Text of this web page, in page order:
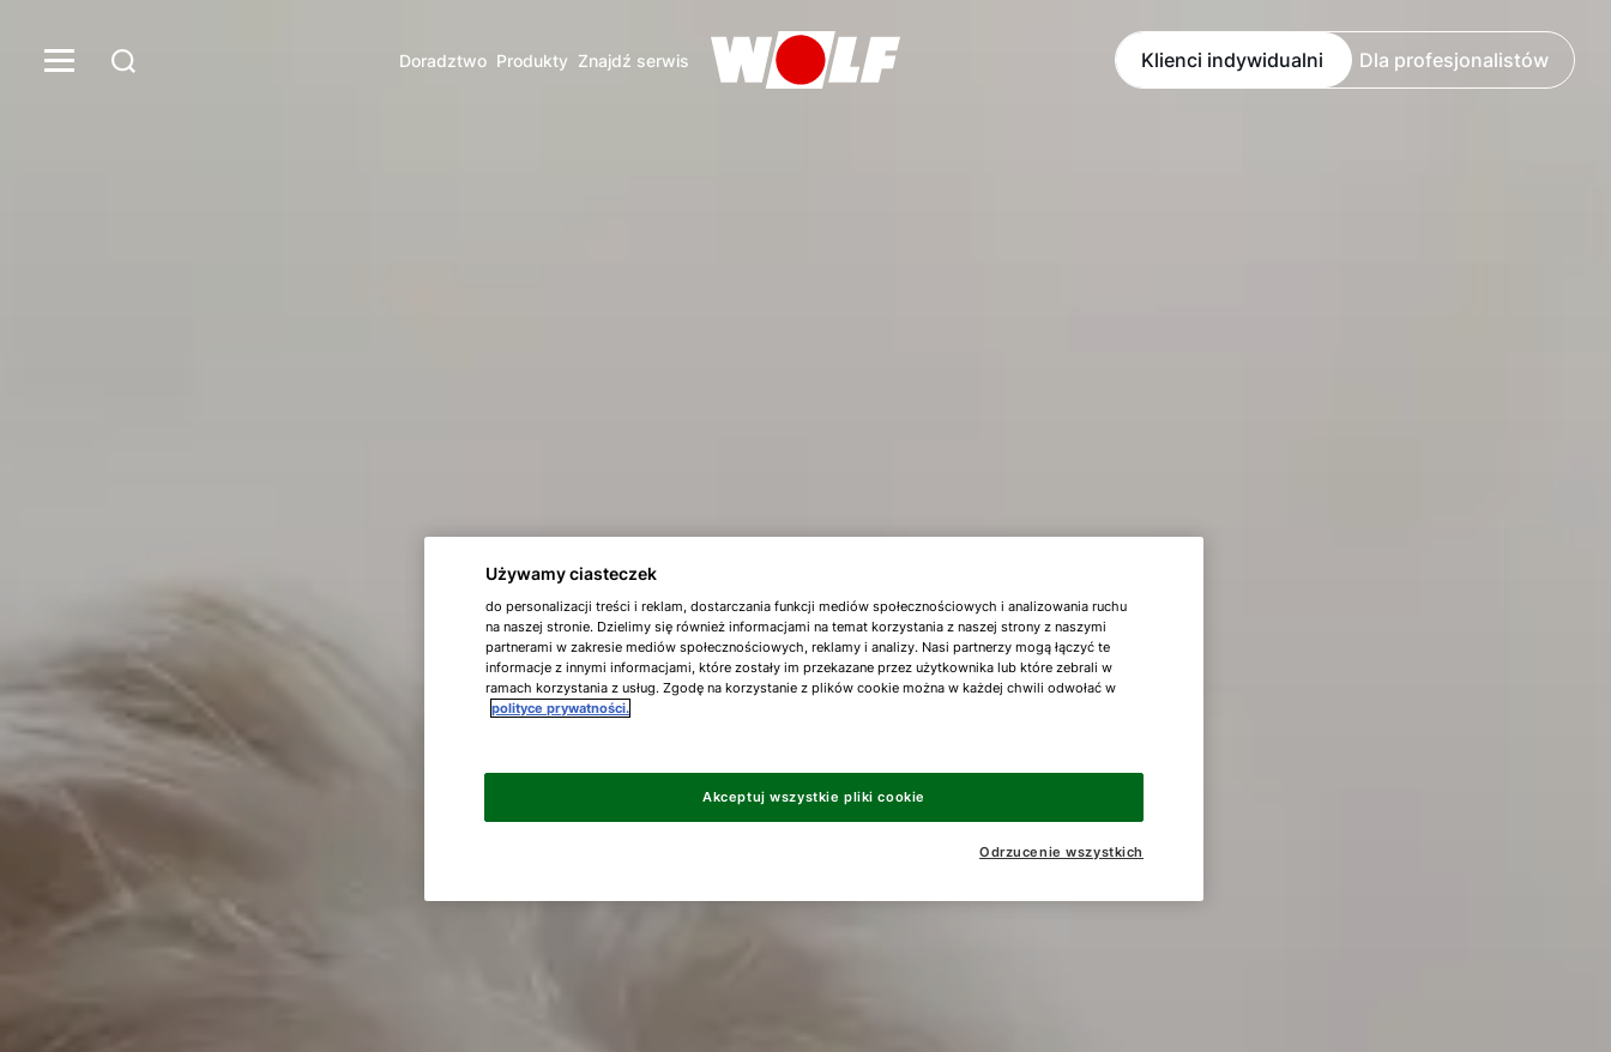
Doradztwo Produkty Znajdź serwis Klienci indywidualni Dla profesjonalistów
Używamy ciasteczek
do personalizacji treści i reklam, dostarczania funkcji mediów społecznościowych i analizowania ruchu
na naszej stronie. Dzielimy się również informacjami na temat korzystania z naszej strony z naszymi
partnerami w zakresie mediów społecznościowych, reklamy i analizy. Nasi partnerzy mogą łączyć te
informacje z innymi informacjami, które zostały im przekazane przez użytkownika lub które zebrali w
ramach korzystania z usług. Zgodę na korzystanie z plików cookie można w każdej chwili odwołać w
polityce prywatności.
Odrzucenie wszystkich
Akceptuj wszystkie pliki cookie